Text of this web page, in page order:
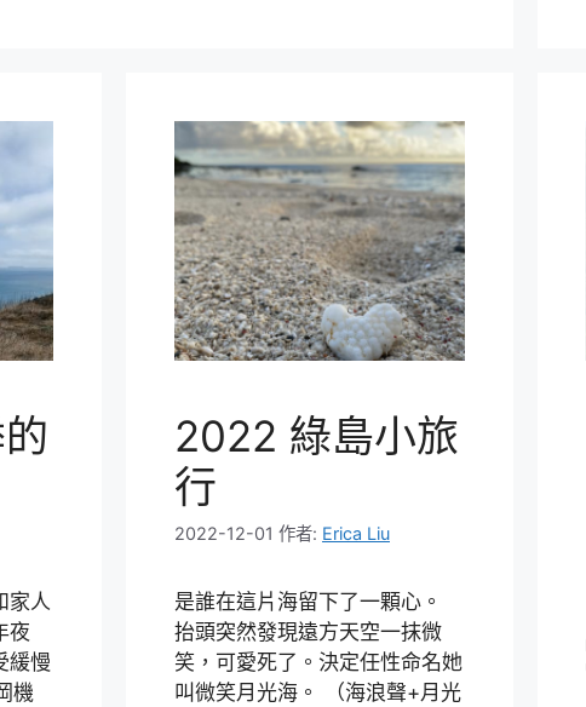
家人
夜
緩慢
機
2022 綠島小旅
行
2022-12-01 作者: Erica Liu
是誰在這片海留下了一顆心。
抬頭突然發現遠方天空一抹微
笑，可愛死了。決定任性命名她
叫微笑月光海。 （海浪聲+月光